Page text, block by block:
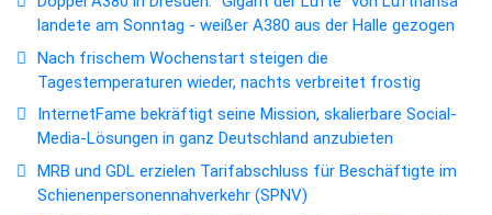
landete am Sonntag - weißer A380 aus der Halle gezogen
Nach frischem Wochenstart steigen die
Tagestemperaturen wieder, nachts verbreitet frostig
InternetFame bekräftigt seine Mission, skalierbare Social-
Media-Lösungen in ganz Deutschland anzubieten
MRB und GDL erzielen Tarifabschluss für Beschäftigte im
Schienenpersonennahverkehr (SPNV)